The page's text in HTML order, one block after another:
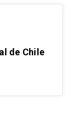
de Chile